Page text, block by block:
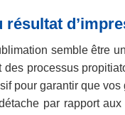
résultat
semble être
processus
pour garantir que
par rapport